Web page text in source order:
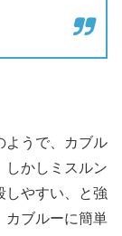
ようで、カブル
しかしミスルン
しやすい、と強
カブルーに簡単